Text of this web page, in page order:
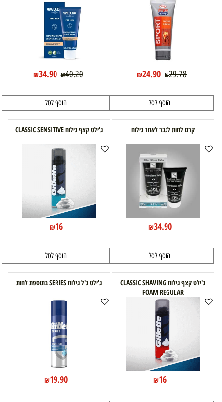
₪29.78
₪24.90
הוסף לסל
₪40.20
₪34.90
הוסף לסל
קרם לחות לגבר לאחר גילוח
₪34.90
הוסף לסל
ג'ילט קצף גילוח CLASSIC SENSITIVE
₪16
הוסף לסל
ג'ילט קצף גילוח CLASSIC SHAVING
FOAM REGULAR
₪16
ג'ילט ג'ל גילוח SERIES בתוספת לחות
₪19.90